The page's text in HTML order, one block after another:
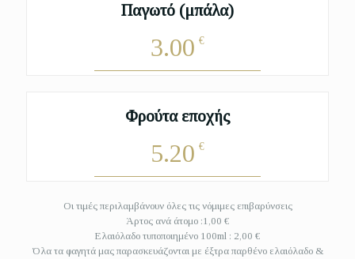
Παγωτό (μπάλα)
3.00 €
Φρούτα εποχής
5.20 €
Οι τιμές περιλαμβάνουν όλες τις νόμιμες επιβαρύνσεις
Άρτος ανά άτομο :1,00 €
Ελαιόλαδο τυποποιημένο 100ml : 2,00 €
Όλα τα φαγητά μας παρασκευάζονται με έξτρα παρθένο ελαιόλαδο &